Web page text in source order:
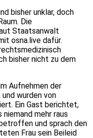
bisher unklar, doch
Die
Staatsanwalt
osna.live dafür.
bisher nicht zu dem
Aufnehmen der
wurden von
Ein Gast berichtet,
mehr raus
und sprach den
Frau sein Beileid